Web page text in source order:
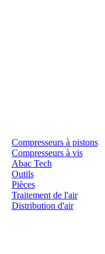
Compresseurs à pistons
Compresseurs à vis
Abac Tech
Outils
Pièces
Traitement de l'air
Distribution d'air